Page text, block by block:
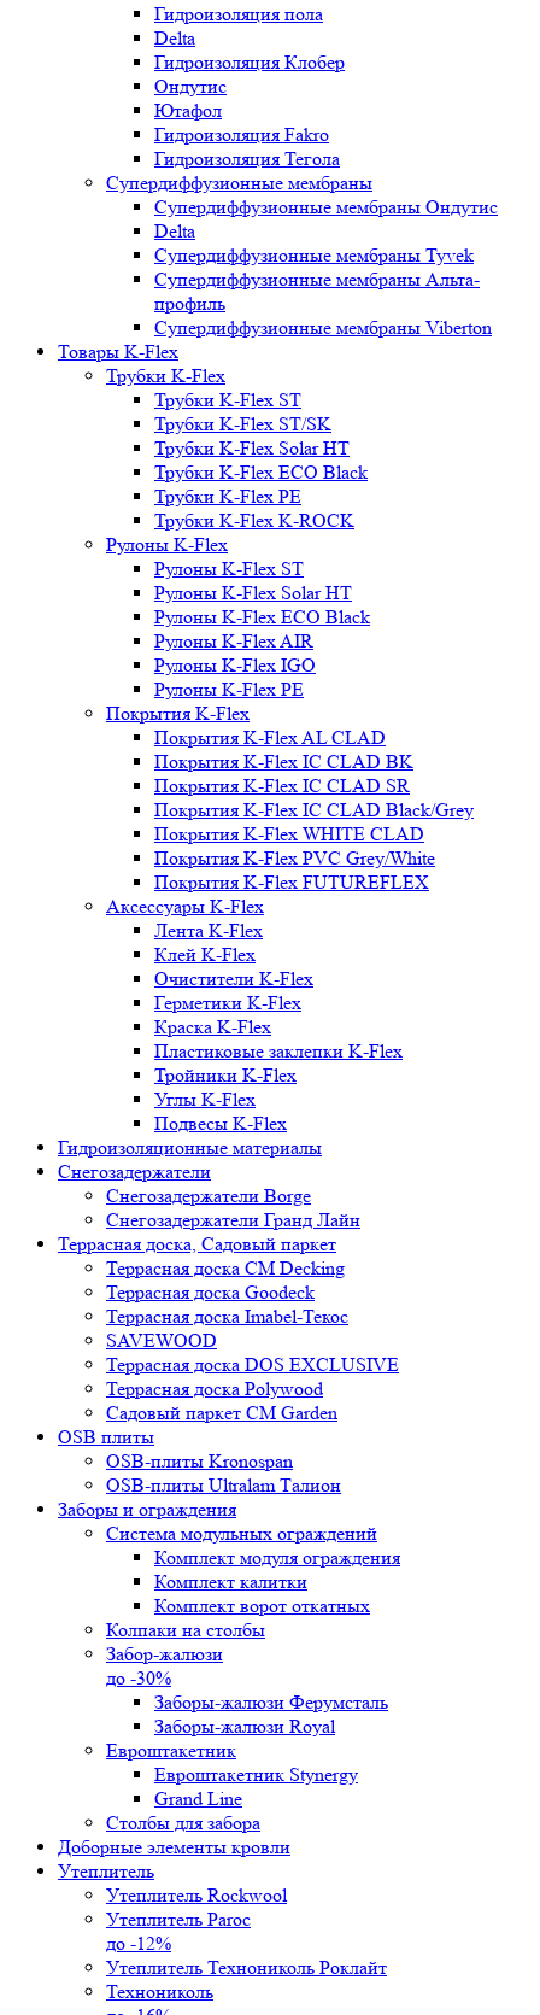
Гидроизоляция пола
Delta
Гидроизоляция Клобер
Ондутис
Ютафол
Гидроизоляция Fakro
Гидроизоляция Тегола
Супердиффузионные мембраны
Супердиффузионные мембраны Ондутис
Delta
Супердиффузионные мембраны Tyvek
Супердиффузионные мембраны Альта-
профиль
Супердиффузионные мембраны Viberton
Товары K-Flex
Трубки K-Flex
Трубки K-Flex ST
Трубки K-Flex ST/SK
Трубки K-Flex Solar HT
Трубки K-Flex ECO Black
Трубки K-Flex PE
Трубки K-Flex K-ROCK
Рулоны K-Flex
Рулоны K-Flex ST
Рулоны K-Flex Solar HT
Рулоны K-Flex ECO Black
Рулоны K-Flex AIR
Рулоны K-Flex IGO
Рулоны K-Flex PE
Покрытия K-Flex
Покрытия K-Flex AL CLAD
Покрытия K-Flex IC CLAD BK
Покрытия K-Flex IC CLAD SR
Покрытия K-Flex IC CLAD Black/Grey
Покрытия K-Flex WHITE CLAD
Покрытия K-Flex PVC Grey/White
Покрытия K-Flex FUTUREFLEX
Аксессуары K-Flex
Лента K-Flex
Клей K-Flex
Очистители K-Flex
Герметики K-Flex
Краска K-Flex
Пластиковые заклепки K-Flex
Тройники K-Flex
Углы K-Flex
Подвесы K-Flex
Гидроизоляционные материалы
Снегозадержатели
Снегозадержатели Borge
Снегозадержатели Гранд Лайн
Террасная доска, Садовый паркет
Террасная доска CM Decking
Террасная доска Goodeck
Террасная доска Imabel-Текос
SAVEWOOD
Террасная доска DOS EXCLUSIVE
Террасная доска Polywood
Садовый паркет CM Garden
OSB плиты
OSB-плиты Kronospan
OSB-плиты Ultralam Талион
Заборы и ограждения
Система модульных ограждений
Комплект модуля ограждения
Комплект калитки
Комплект ворот откатных
Колпаки на столбы
Забор-жалюзи
до -30%
Заборы-жалюзи Ферумсталь
Заборы-жалюзи Royal
Евроштакетник
Евроштакетник Stynergy
Grand Line
Столбы для забора
Доборные элементы кровли
Утеплитель
Утеплитель Rockwool
Утеплитель Paroc
до -12%
Утеплитель Технониколь Роклайт
Технониколь